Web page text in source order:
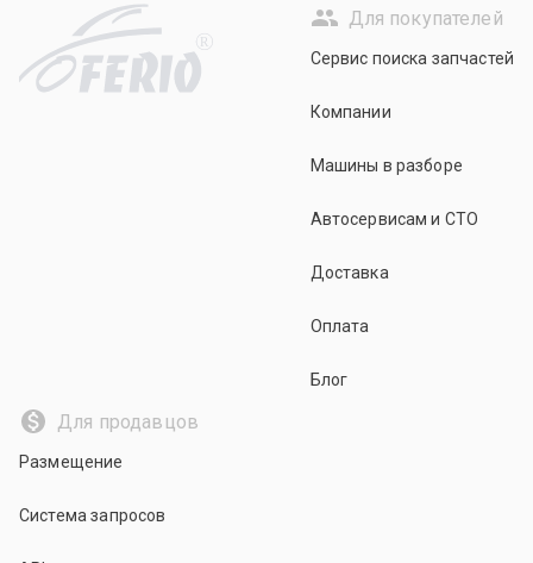
R
Для покупателей
Сервис поиска запчастей
Компании
Машины в разборе
Автосервисам и СТО
Доставка
Оплата
Блог
Для продавцов
Размещение
Система запросов